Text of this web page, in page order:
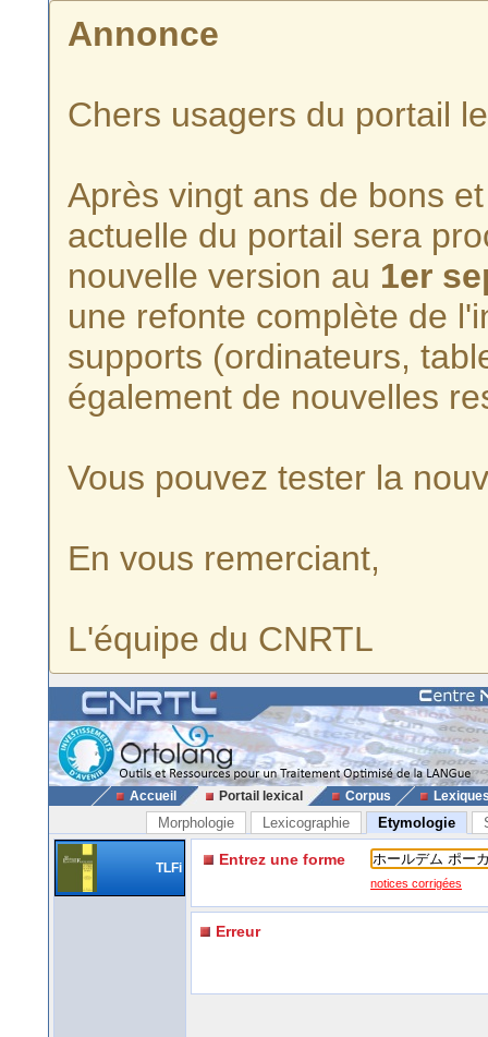
Annonce
Chers usagers du portail
Après vingt ans de bons
actuelle du portail sera
nouvelle version au 1er
une refonte complète de
supports (ordinateurs,
également de nouvelles
Vous pouvez tester la
En vous remerciant,
L'équipe du CNRTL
Accueil Portail lexical Corpus
Morphologie Lexicographie Etymologie
TLFi Entrez une forme
notices corrigées
Erreur